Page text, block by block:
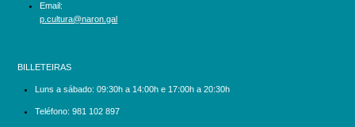
Email:
p.cultura@naron.gal
BILLETEIRAS
Luns a sábado: 09:30h a 14:00h e 17:00h a 20:30h
Teléfono: 981 102 897